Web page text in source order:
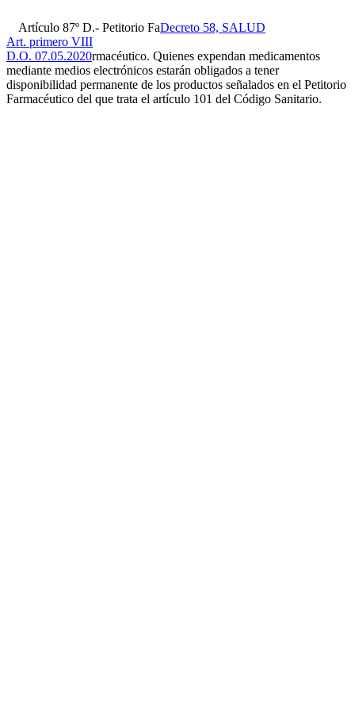
Artículo 87º D.- Petitorio FaDecreto 58, SALUD
Art. primero VIII
D.O. 07.05.2020rmacéutico. Quienes expendan medicamentos
mediante medios electrónicos estarán obligados a tener
disponibilidad permanente de los productos señalados en el Petitorio
Farmacéutico del que trata el artículo 101 del Código Sanitario.